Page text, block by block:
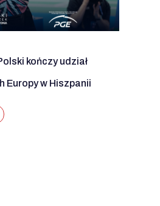
kończy udział
Europy w Hiszpanii